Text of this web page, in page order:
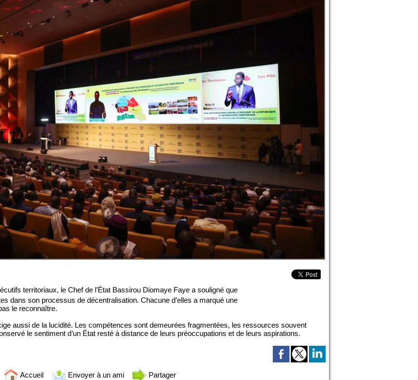
territoriaux, le Chef de l’État Bassirou Diomaye Faye a souligné que
dans son processus de décentralisation. Chacune d’elles a marqué une
le reconnaître.
aussi de la lucidité. Les compétences sont demeurées fragmentées, les ressources souvent
le sentiment d’un État resté à distance de leurs préoccupations et de leurs aspirations.
Accueil Envoyer à un ami Partager